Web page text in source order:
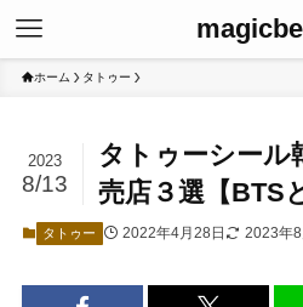
ホーム タトゥー
タトゥーシール
売店３選【BTS
2023
8/13
タトゥー 2022年4月28日 2023年8